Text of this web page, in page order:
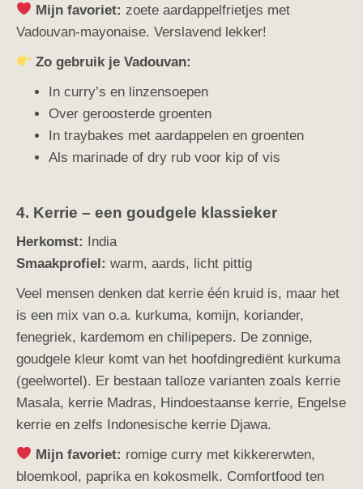
Mijn favoriet: zoete aardappelfrietjes met
Vadouvan-mayonaise. Verslavend lekker!
Zo gebruik je Vadouvan:
In curry’s en linzensoepen
Over geroosterde groenten
In traybakes met aardappelen en groenten
Als marinade of dry rub voor kip of vis
4. Kerrie – een goudgele klassieker
Herkomst: India
Smaakprofiel: warm, aards, licht pittig
Veel mensen denken dat kerrie één kruid is, maar het
is een mix van o.a. kurkuma, komijn, koriander,
fenegriek, kardemom en chilipepers. De zonnige,
goudgele kleur komt van het hoofdingrediënt kurkuma
(geelwortel). Er bestaan talloze varianten zoals kerrie
Masala, kerrie Madras, Hindoestaanse kerrie, Engelse
kerrie en zelfs Indonesische kerrie Djawa.
Mijn favoriet: romige curry met kikkererwten,
bloemkool, paprika en kokosmelk. Comfortfood ten